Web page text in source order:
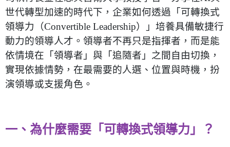
世代轉型加速的時代下，企業如何透過「可轉換式
領導力（Convertible Leadership）」培養具備敏捷行
動力的領導人才。領導者不再只是指揮者，而是能
依情境在「領導者」與「追隨者」之間自由切換，
實現依據情勢，在最需要的人選、位置與時機，扮
演領導或支援角色。
一、為什麼需要「可轉換式領導力」？